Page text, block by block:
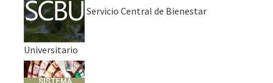
Servicio Central de Bienestar
Universitario